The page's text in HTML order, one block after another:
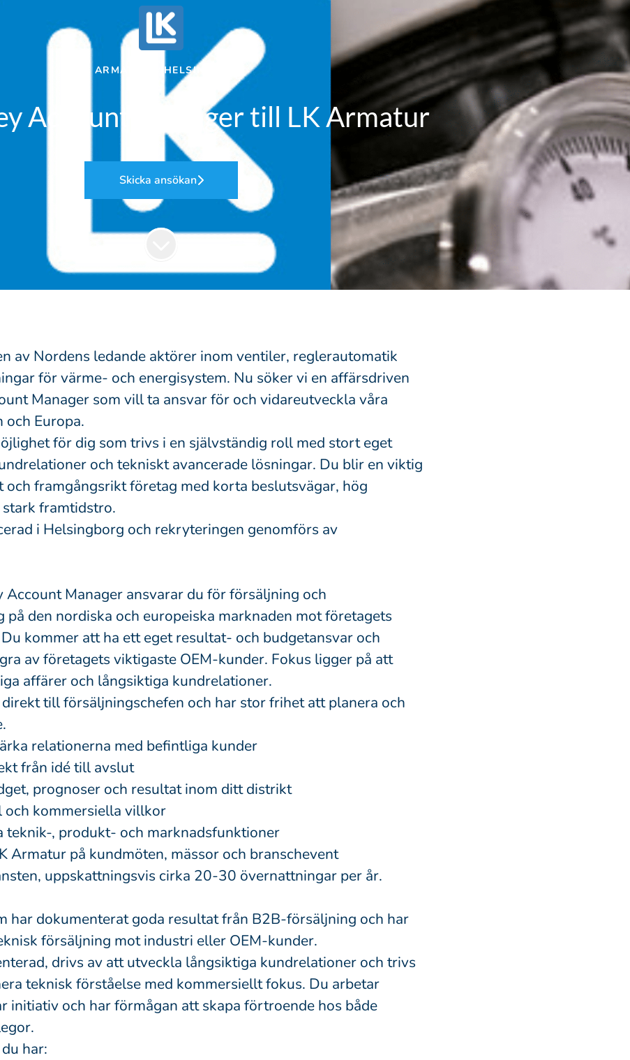
LK ARMATUR HELSINGBORG
Account Manager till LK Armatur
Skicka ansökan
av Nordens ledande aktörer inom ventiler, reglerautomatik
för värme- och energisystem. Nu söker vi en affärsdriven
Manager som vill ta ansvar för och vidareutveckla våra
och Europa.
för dig som trivs i en självständig roll med stort eget
och tekniskt avancerade lösningar. Du blir en viktig
och framgångsrikt företag med korta beslutsvägar, hög
framtidstro.
i Helsingborg och rekryteringen genomförs av
Account Manager ansvarar du för försäljning och
på den nordiska och europeiska marknaden mot företagets
kommer att ha ett eget resultat- och budgetansvar och
av företagets viktigaste OEM-kunder. Fokus ligger på att
affärer och långsiktiga kundrelationer.
till försäljningschefen och har stor frihet att planera och
relationerna med befintliga kunder
från idé till avslut
prognoser och resultat inom ditt distrikt
och kommersiella villkor
teknik-, produkt- och marknadsfunktioner
Armatur på kundmöten, mässor och branschevent
uppskattningsvis cirka 20-30 övernattningar per år.
har dokumenterat goda resultat från B2B-försäljning och har
försäljning mot industri eller OEM-kunder.
drivs av att utveckla långsiktiga kundrelationer och trivs
teknisk förståelse med kommersiellt fokus. Du arbetar
initiativ och har förmågan att skapa förtroende hos både
har: